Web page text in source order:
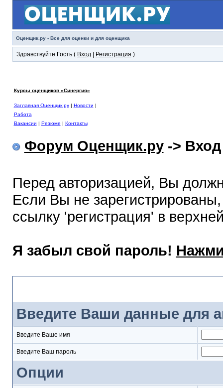
Оценщик.ру - Все для оценки и для оценщика
Здравствуйте Гость ( Вход| Регистрация )
Курсы оценщиков «Синергия»
Заглавная Оценщик.ру| Новости |
Работа
Вакансии | Резюме | Контакты
Форум Оценщик.ру-> Вход
Перед авторизацией, Вы
Если Вы не
ссылку 'регистрация' в
Я забыл свой пароль!
Введите Ваши данные для
Введите Ваше имя
Введите Ваш пароль
Опции